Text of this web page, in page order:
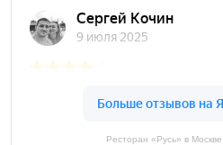
Ресторан «Русь» в